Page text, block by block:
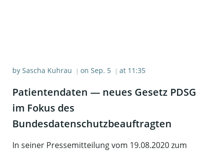
by Sascha Kuhrau | on Sep. 5 | at 11:35
Pati­en­ten­da­ten — neu­es Gesetz PDSG
im Fokus des
Bundesdatenschutzbeauftragten
In sei­ner Pres­se­mit­tei­lung vom 19.08.2020 zum